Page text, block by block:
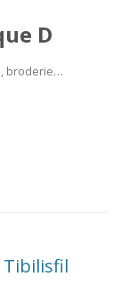
D
broderie…